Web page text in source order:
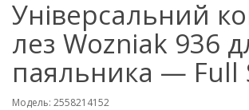
Універсальний
лез Wozniak 936
паяльника — Full
Модель: 2558214152